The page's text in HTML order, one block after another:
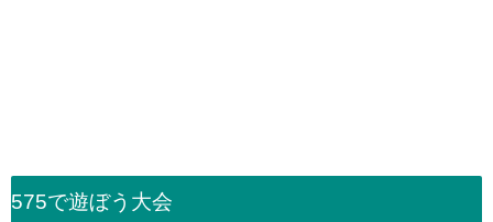
575で遊ぼう大会